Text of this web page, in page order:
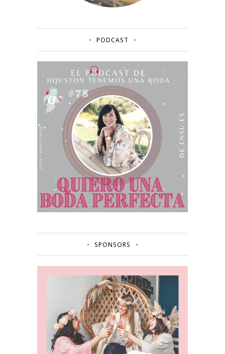
PODCAST
SPONSORS